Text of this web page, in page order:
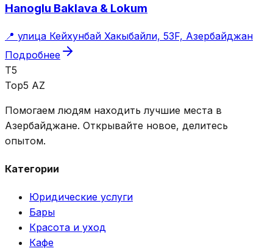
Hanoglu Baklava & Lokum
📍 улица Кейхунбай Хакыбайли, 53F, Азербайджан
Подробнее
T5
Top5 AZ
Помогаем людям находить лучшие места в
Азербайджане. Открывайте новое, делитесь
опытом.
Категории
Юридические услуги
Бары
Красота и уход
Кафе